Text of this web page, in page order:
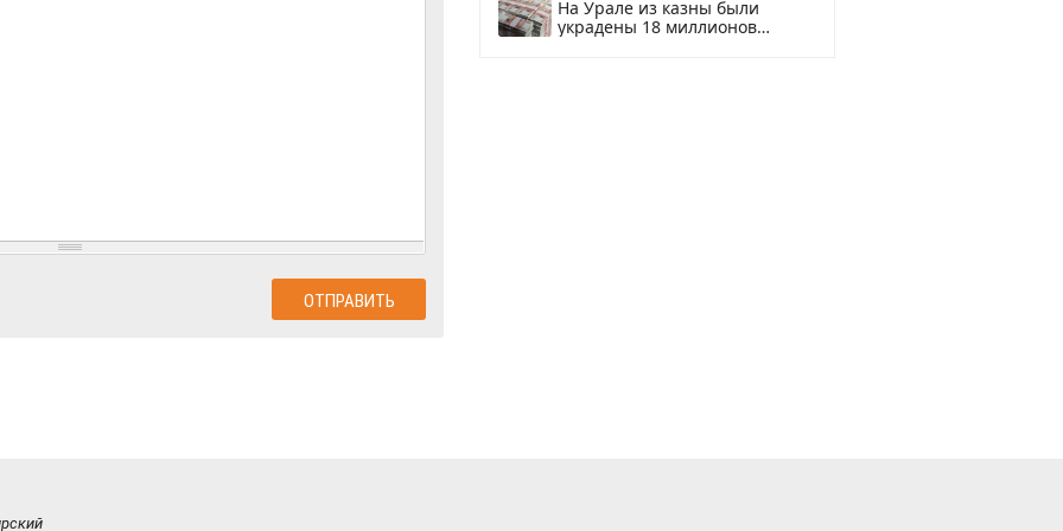
На Урале из казны были
украдены 18 миллионов